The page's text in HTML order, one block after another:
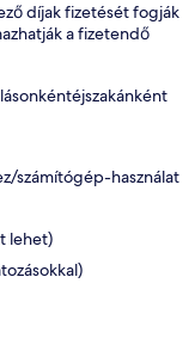
díjak fizetését fogják
a fizetendő
számítógép-használat
lehet)